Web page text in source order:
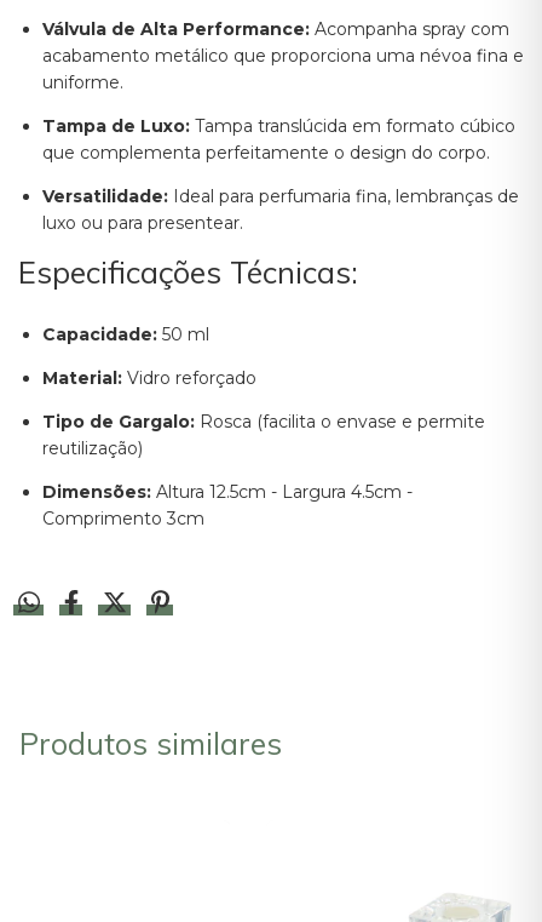
Válvula de Alta Performance: Acompanha spray com
acabamento metálico que proporciona uma névoa fina e
uniforme.
Tampa de Luxo: Tampa translúcida em formato cúbico
que complementa perfeitamente o design do corpo.
Versatilidade: Ideal para perfumaria fina, lembranças de
luxo ou para presentear.
Especificações Técnicas:
Capacidade: 50 ml
Material: Vidro reforçado
Tipo de Gargalo: Rosca (facilita o envase e permite
reutilização)
Dimensões: Altura 12.5cm - Largura 4.5cm -
Comprimento 3cm
Produtos similares